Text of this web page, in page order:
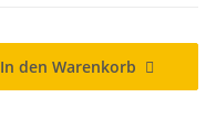
In den Warenkorb